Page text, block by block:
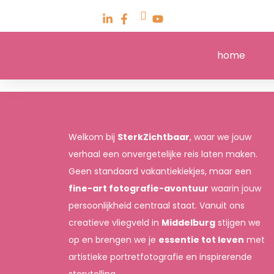
home
Welkom bij SterkZichtbaar, waar we jouw
verhaal een onvergetelijke reis laten maken.
Geen standaard vakantiekiekjes, maar een
fine-art fotografie-avontuur waarin jouw
persoonlijkheid centraal staat. Vanuit ons
creatieve vliegveld in Middelburg stijgen we
op en brengen we je essentie tot leven met
artistieke portretfotografie en inspirerende